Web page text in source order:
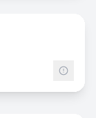
69